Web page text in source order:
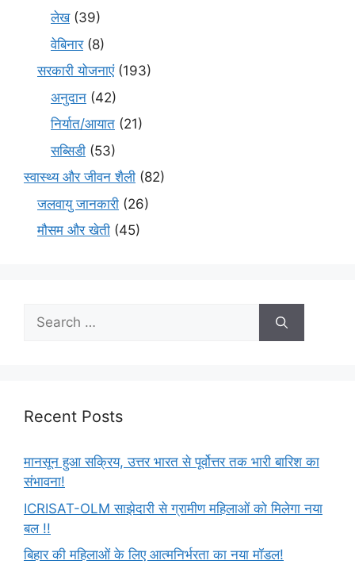
लेख(39)
वेबिनार(8)
सरकारी योजनाएं(193)
अनुदान (42)
निर्यात/आयात (21)
सब्सिडी (53)
स्वास्थ्य और जीवन शैली (82)
जलवायु जानकारी (26)
मौसम और खेती (45)
Recent Posts
मानसून हुआ सक्रिय, उत्तर भारत से पूर्वोत्तर तक भारी बारिश का
संभावना!
ICRISAT-OLM साझेदारी से ग्रामीण महिलाओं को मिलेगा नया
बल !!
बिहार की महिलाओं के लिए आत्मनिर्भरता का नया मॉडल!